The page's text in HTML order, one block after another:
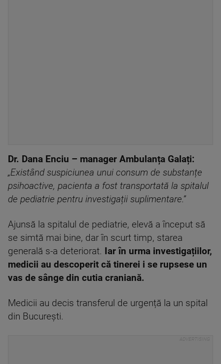
Dr. Dana Enciu – manager Ambulanța Galați:
„Existând suspiciunea unui consum de substanțe
psihoactive, pacienta a fost transportată la spitalul
de pediatrie pentru investigații suplimentare.”
Ajunsă la spitalul de pediatrie, elevă a început să
se simtă mai bine, dar în scurt timp, starea
generală s-a deteriorat. Iar în urma investigațiilor,
medicii au descoperit că tinerei i se rupsese un
vas de sânge din cutia craniană.
Medicii au decis transferul de urgență la un spital
din București.